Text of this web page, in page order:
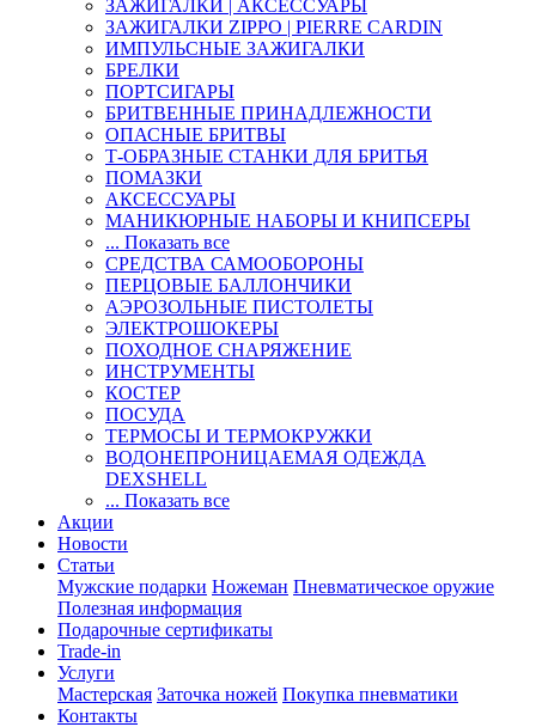
ЗАЖИГАЛКИ | АКСЕССУАРЫ
ЗАЖИГАЛКИ ZIPPO | PIERRE CARDIN
ИМПУЛЬСНЫЕ ЗАЖИГАЛКИ
БРЕЛКИ
ПОРТСИГАРЫ
БРИТВЕННЫЕ ПРИНАДЛЕЖНОСТИ
ОПАСНЫЕ БРИТВЫ
Т-ОБРАЗНЫЕ СТАНКИ ДЛЯ БРИТЬЯ
ПОМАЗКИ
АКСЕССУАРЫ
МАНИКЮРНЫЕ НАБОРЫ И КНИПСЕРЫ
... Показать все
СРЕДСТВА САМООБОРОНЫ
ПЕРЦОВЫЕ БАЛЛОНЧИКИ
АЭРОЗОЛЬНЫЕ ПИСТОЛЕТЫ
ЭЛЕКТРОШОКЕРЫ
ПОХОДНОЕ СНАРЯЖЕНИЕ
ИНСТРУМЕНТЫ
КОСТЕР
ПОСУДА
ТЕРМОСЫ И ТЕРМОКРУЖКИ
ВОДОНЕПРОНИЦАЕМАЯ ОДЕЖДА
DEXSHELL
... Показать все
Акции
Новости
Статьи
Мужские подарки Ножеман Пневматическое оружие
Полезная информация
Подарочные сертификаты
Trade-in
Услуги
Мастерская Заточка ножей Покупка пневматики
Контакты